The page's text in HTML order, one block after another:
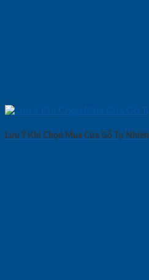
Lưu Ý Khi Chọn Mua Cửa Gỗ Tự Nhiên